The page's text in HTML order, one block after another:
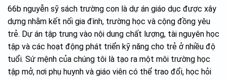
66b nguyễn sỹ sách trường con là dự án giáo dục được xây
dựng nhằm kết nối gia đình, trường học và cộng đồng yêu
trẻ. Dự án tập trung vào nội dung chất lượng, tài nguyên học
tập và các hoạt động phát triển kỹ năng cho trẻ ở nhiều độ
tuổi. Sứ mệnh của chúng tôi là tạo ra một môi trường học
tập mở, nơi phụ huynh và giáo viên có thể trao đổi, học hỏi